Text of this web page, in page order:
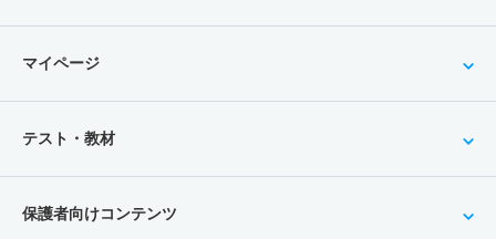
マイページ
テスト・教材
保護者向けコンテンツ